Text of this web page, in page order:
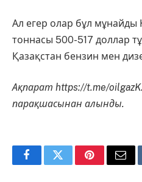
Ал егер олар бұл
тоннасы 500-517 доллар
Қазақстан бензин мен
Ақпарат https://t.me/
парақшасынан алынды.
FacebookTwitterPinterest